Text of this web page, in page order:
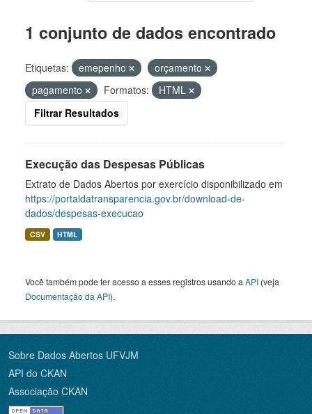
1 conjunto de dados encontrado
Etiquetas: emepenho
orçamento
pagamento
Formatos:
HTML
Filtrar Resultados
Execução das Despesas Públicas
Extrato de Dados Abertos por exercício disponibilizado em
https://portaldatransparencia.gov.br/download-de-
dados/despesas-execucao
CSV HTML
Você também pode ter acesso a esses registros usando a API (veja
Documentação da API).
Sobre Dados Abertos UFVJM
API do CKAN
Associação CKAN